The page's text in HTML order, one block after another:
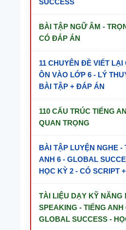
SUCCESS
BÀI TẬP NGỮ ÂM -
CÓ ĐÁP ÁN
11 CHUYÊN ĐỀ VIẾT LẠI
ÔN VÀO LỚP 6 - LÝ
BÀI TẬP + ĐÁP ÁN
110 CẤU TRÚC TIẾNG
QUAN TRỌNG
BÀI TẬP LUYỆN NGHE -
ANH 6 - GLOBAL
HỌC KỲ 2 - CÓ SCRIPT
TÀI LIỆU DẠY KỸ NĂNG
SPEAKING - TIẾNG ANH
GLOBAL SUCCESS -